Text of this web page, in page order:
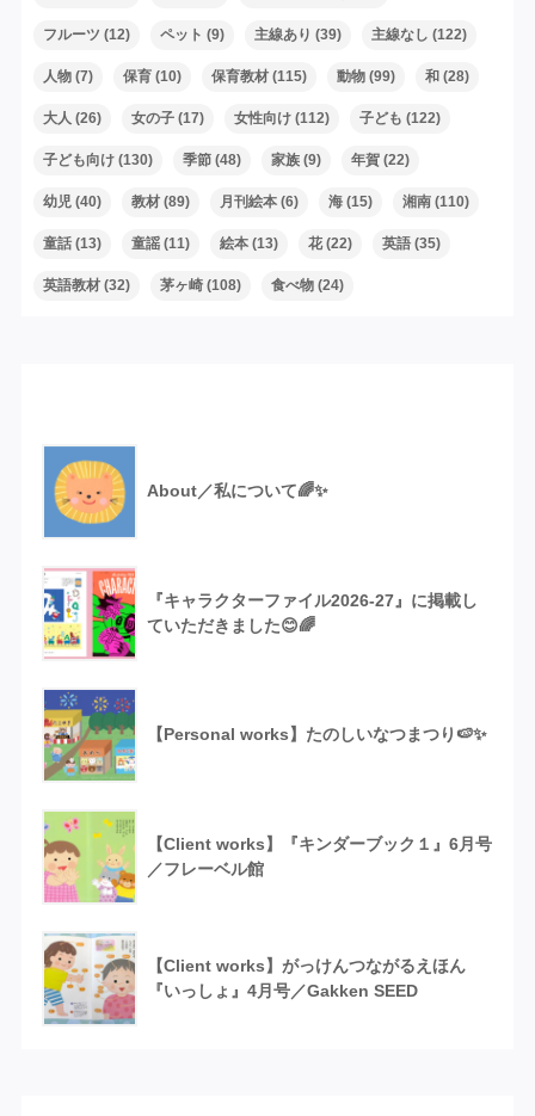
フルーツ (12) ペット (9) 主線あり (39) 主線なし (122)
人物(7) 保育(10) 保育教材(115) 動物(99) 和 (28)
大人 (26) 女の子(17) 女性向け(112) 子ども (122)
子ども向け(130) 季節(48) 家族(9) 年賀(22)
幼児(40) 教材(89) 月刊絵本(6) 海(15) 湘南(110)
童話(13) 童謡(11) 絵本(13) 花(22) 英語(35)
英語教材(32) 茅ヶ崎(108) 食べ物(24)
About／私について🌈✨
『キャラクターファイル2026-27』に掲載し
ていただきました😊🌈
【Personal works】たのしいなつまつり🍉✨
【Client works】『キンダーブック１』6月号
／フレーベル館
【Client works】がっけんつながるえほん
『いっしょ』4月号／Gakken SEED